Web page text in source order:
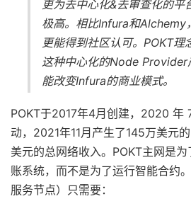
更为去中心化&去审查化的平
极高。相比Infura和Alchemy
更能得到社区认可。POKT理
这种中心化的Node Provider
能改变Infura的商业模式。
POKT于2017年4月创建，2020 年
动，2021年11月产生了145万美元
美元的总网络收入。POKT主网是
账系统，而不是为了运行智能合约
服务节点）只需要：